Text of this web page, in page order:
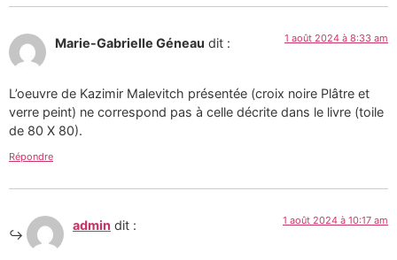
Marie-Gabrielle Géneau dit : 1 août 2024 à 8:33 am
L’oeuvre de Kazimir Malevitch présentée (croix noire Plâtre et
verre peint) ne correspond pas à celle décrite dans le livre (toile
de 80 X 80).
Répondre
admin dit : 1 août 2024 à 10:17 am